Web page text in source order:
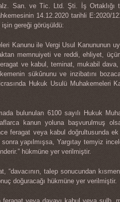
San. ve Tic. Ltd. Şti. İş Ortaklığı
14.12.2020 tarihli E:2020/
gereği görüşüldü:
Kanunu ile Vergi Usul Kanununun
memnuiyeti ve reddi, ehliyet,
ve kabul, teminat, mukabil
sükûnunu ve inzibatını
Hukuk Usulü Muhakemeleri
bulunulan 6100 sayılı Hukuk
kanun yoluna başvurulmuş
feragat veya kabul doğrultusunda ek
yapılmışsa, Yargıtay temyiz
hükmüne yer verilmiştir.
“davacının, talep sonucundan
doğuracağı hükmüne yer verilmiştir.